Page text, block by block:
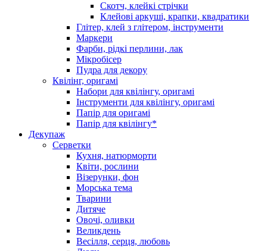
Скотч, клейкі стрічки
Клейові аркуші, крапки, квадратики
Глітер, клей з глітером, інструменти
Маркери
Фарби, рідкі перлини, лак
Мікробісер
Пудра для декору
Квілінг, оригамі
Набори для квілінгу, оригамі
Інструменти для квілінгу, оригамі
Папір для оригамі
Папір для квілінгу*
Декупаж
Серветки
Кухня, натюрморти
Квіти, рослини
Візерунки, фон
Морська тема
Тварини
Дитяче
Овочі, оливки
Великдень
Весілля, серця, любовь